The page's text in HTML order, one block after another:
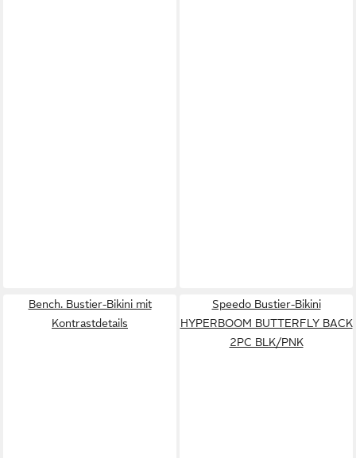
Bench. Bustier-Bikini mit
Kontrastdetails
Speedo Bustier-Bikini
HYPERBOOM BUTTERFLY BACK
2PC BLK/PNK